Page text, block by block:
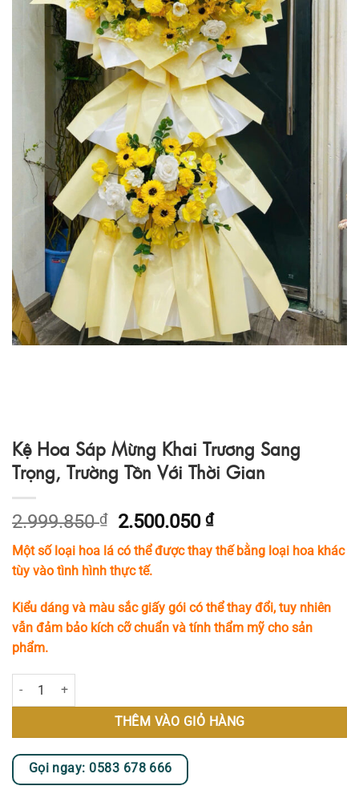
Kệ Hoa Sáp Mừng Khai Trương Sang
Trọng, Trường Tồn Với Thời Gian
2.999.850₫
Giá
gốc
là:
2.999.850 ₫.
2.500.050₫Giá
hiện
tại
2.500.050 ₫.
Một số loại hoa lá có thể được thay thế bằng loại hoa khác
tùy vào tình hình thực tế.
Kiểu dáng và màu sắc giấy gói có thể thay đổi, tuy nhiên
vẫn đảm bảo kích cỡ chuẩn và tính thẩm mỹ cho sản
phẩm.
Kệ Hoa Sáp Mừng Khai Trương Sang Trọng, Trường Tồn Với Thời
THÊM VÀO GIỎ HÀNG
Gọi ngay: 0583 678 666